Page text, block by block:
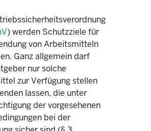
) werden Schutzziele für
von Arbeitsmitteln
Ganz allgemein darf
nur solche
zur Verfügung stellen
lassen, die unter
der vorgesehenen
bei der